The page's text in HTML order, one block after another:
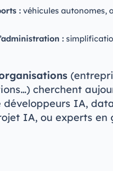
:véhicules autonomes,
:
cherchent
développeurs IA,
IA, ou experts en